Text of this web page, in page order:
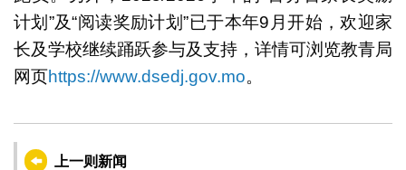
计划”及“阅读奖励计划”已于本年9月开始，欢迎家
长及学校继续踊跃参与及支持，详情可浏览教青局
网页https://www.dsedj.gov.mo。
上一则新闻